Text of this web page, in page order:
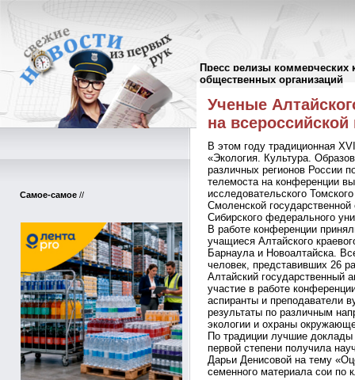
Пресс релизы коммерческих
общественных организаций
Самое-самое //
Пресс-релизы//
Ученые
на
В этом году традиционная
«Экология. Культура.
различных регионов России
телемоста на конференции
исследовательского
Смоленской
Сибирского федерального
В работе конференции
учащиеся Алтайского
Барнаула и Новоалтайска.
человек, представивших 26
Алтайский государственный
участие в работе
аспиранты и преподаватели
результаты по различным
экологии и охраны
По традиции лучшие
первой степени получила
Дарьи Денисовой на тему
семенного материала сои по